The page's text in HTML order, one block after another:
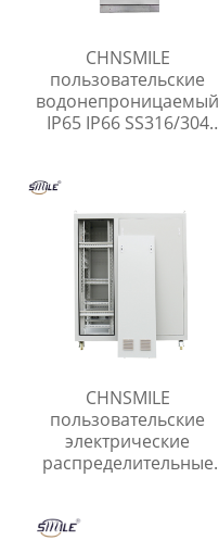
CHNSMILE
пользовательские
водонепроницаемый
IP65 IP66 SS316/304
электрические шкафы
корпусов
CHNSMILE
пользовательские
электрические
распределительные
шкаф управления